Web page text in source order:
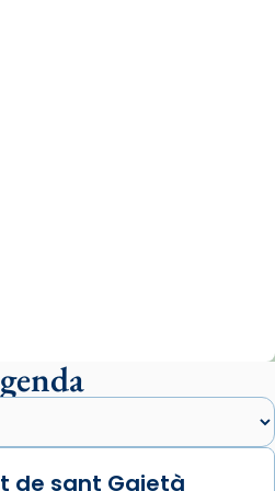
Barcelona
Juliana i
i màrtirs.
de sant Gaietà